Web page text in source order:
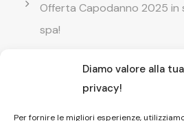
Diamo valore alla tua
privacy!
Per fornire le migliori esperienze,
Offerta Capodanno 2025 in
spa!
Offerta Natale in camera con
idromassaggio ! Prenota il